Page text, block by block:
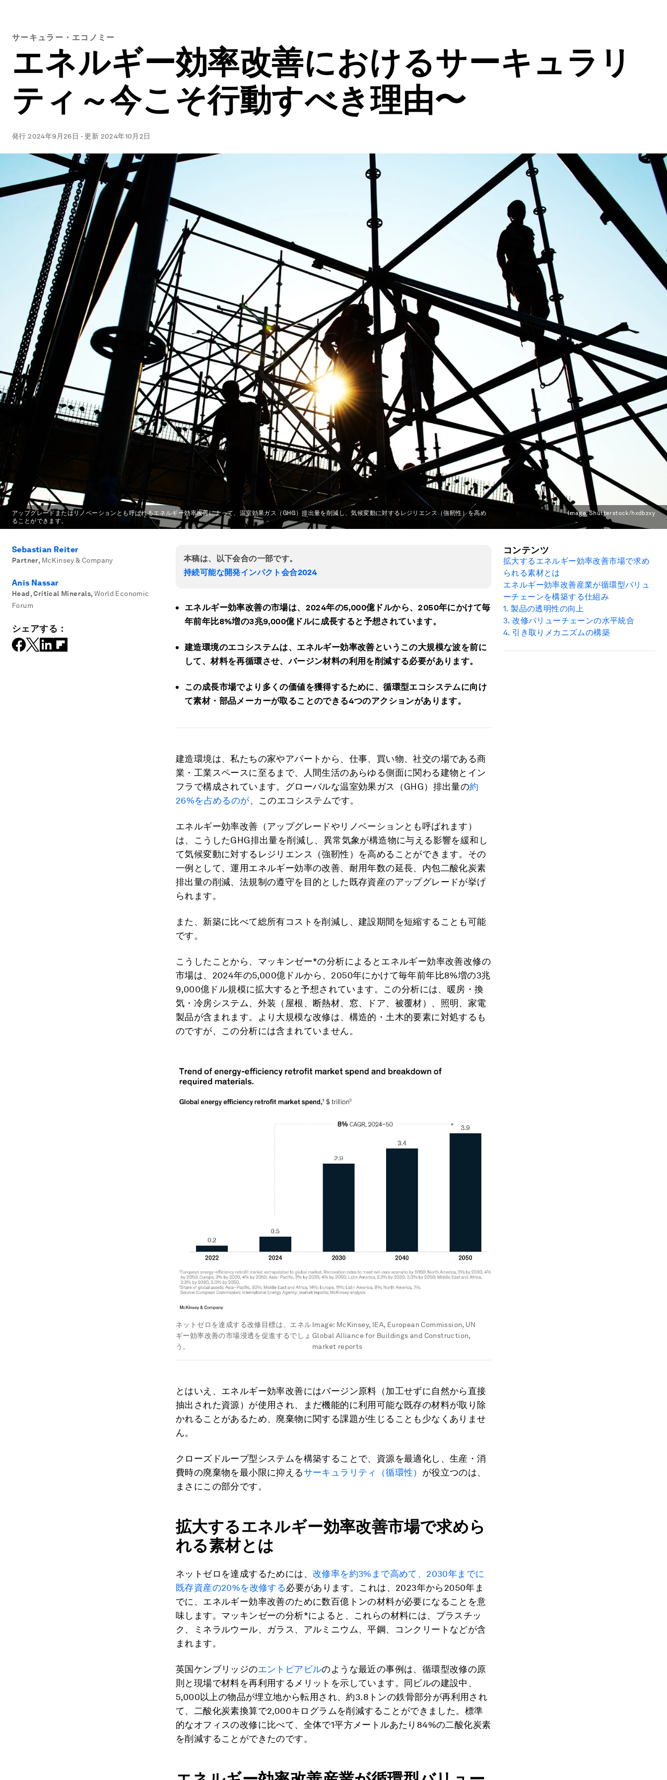
サーキュラー・エコノミー
エネルギー効率改善におけるサーキュラリ
ティ～今こそ行動すべき理由〜
発行2024年9月26日 ·更新 2024年10月2日
アップグレードまたはリノベーションとも呼ばれるエネルギー効率改善によって、温室効果ガス（GHG）排出量を削減し、気候変動に対するレジリエンス（強靭性）を高め
ることができます。
Image:Shutterstock/hxdbzxy
Sebastian Reiter
Partner, McKinsey & Company
Anis Nassar
Head, Critical Minerals, World Economic
Forum
シェアする：
本稿は、以下会合の一部です。
持続可能な開発インパクト会合2024
エネルギー効率改善の市場は、 2024年の5,000億ドルから、2050年にかけて毎
年前年比8%増の3兆9,000億ドルに成長すると予想されています。
建造環境のエコシステムは、エネルギー効率改善というこの大規模な波を前に
して、材料を再循環させ、バージン材料の利用を削減する必要があります。
この成長市場でより多くの価値を獲得するために、循環型エコシステムに向け
て素材・部品メーカーが取ることのできる4つのアクションがあります。
建造環境は、私たちの家やアパートから、仕事、買い物、社交の場である商
業・工業スペースに至るまで、人間生活のあらゆる側面に関わる建物とイン
フラで構成されています。グローバルな温室効果ガス（GHG）排出量の約
26%を占めるのが、このエコシステムです。
エネルギー効率改善（アップグレードやリノベーションとも呼ばれます）
は、こうしたGHG排出量を削減し、異常気象が構造物に与える影響を緩和し
て気候変動に対するレジリエンス（強靭性）を高めることができます。その
一例として、運用エネルギー効率の改善、耐用年数の延長、内包二酸化炭素
排出量の削減、法規制の遵守を目的とした既存資産のアップグレードが挙げ
られます。
また、新築に比べて総所有コストを削減し、建設期間を短縮することも可能
です。
こうしたことから、マッキンゼー*の分析によるとエネルギー効率改善改修の
市場は、2024年の5,000億ドルから、2050年にかけて毎年前年比8%増の3兆
9,000億ドル規模に拡大すると予想されています。この分析には、暖房・換
気・冷房システム、外装（屋根、断熱材、窓、ドア、被覆材）、照明、家電
製品が含まれます。より大規模な改修は、構造的・土木的要素に対処するも
のですが、この分析には含まれていません。
ネットゼロを達成する改修目標は、エネル
ギー効率改善の市場浸透を促進するでしょ
う。
Image: McKinsey, IEA, European Commission, UN
Global Alliance for Buildings and Construction,
market reports
とはいえ、エネルギー効率改善にはバージン原料（加工せずに自然から直接
抽出された資源）が使用され、まだ機能的に利用可能な既存の材料が取り除
かれることがあるため、廃棄物に関する課題が生じることも少なくありませ
ん。
クローズドループ型システムを構築することで、資源を最適化し、生産・消
費時の廃棄物を最小限に抑えるサーキュラリティ（循環性） が役立つのは、
まさにこの部分です。
拡大するエネルギー効率改善市場で求めら
れる素材とは
ネットゼロを達成するためには、 改修率を約3%まで高めて、2030年までに
既存資産の20%を改修する必要があります。これは、2023年から2050年ま
でに、エネルギー効率改善のために数百億トンの材料が必要になることを意
味します。マッキンゼーの分析*によると、これらの材料には、プラスチッ
ク、ミネラルウール、ガラス、アルミニウム、平鋼、コンクリートなどが含
まれます。
英国ケンブリッジのエントピアビルのような最近の事例は、循環型改修の原
則と現場で材料を再利用するメリットを示しています。同ビルの建設中、
5,000以上の物品が埋立地から転用され、約3.8トンの鉄骨部分が再利用され
て、二酸化炭素換算で2,000キログラムを削減することができました。標準
的なオフィスの改修に比べて、全体で1平方メートルあたり84%の二酸化炭素
を削減することができたのです。
コンテンツ
拡大するエネルギー効率改善市場で求め
られる素材とは
エネルギー効率改善産業が循環型バリュ
ーチェーンを構築する仕組み
1. 製品の透明性の向上
3.改修バリューチェーンの水平統合
4. 引き取りメカニズムの構築